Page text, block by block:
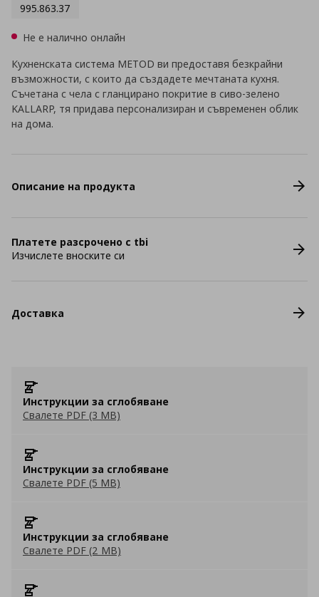
995.863.37
Не е налично онлайн
Кухненската система METOD ви предоставя безкрайни
възможности, с които да създадете мечтаната кухня.
Съчетана с чела с гланцирано покритие в сиво-зелено
KALLARP, тя придава персонализиран и съвременен облик
на дома.
Описание на продукта
Платете разсрочено с tbi
Изчислете вноските си
Доставка
Инструкции за сглобяване
Свалете PDF (3 MB)
Инструкции за сглобяване
Свалете PDF (5 MB)
Инструкции за сглобяване
Свалете PDF (2 MB)